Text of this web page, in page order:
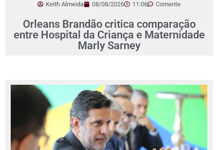
Keith Almeida 08/08/2026 11:06 Comente
Orleans Brandão critica comparação
entre Hospital da Criança e Maternidade
Marly Sarney